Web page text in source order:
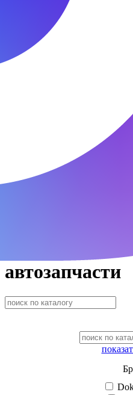
автозапчасти